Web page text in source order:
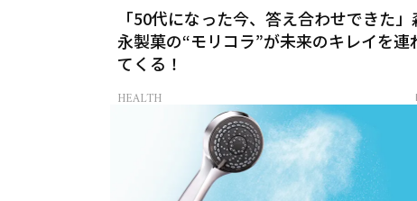
「50代になった今、答え合わせできた」
永製菓の“モリコラ”が未来のキレイを連
てくる！
HEALTH